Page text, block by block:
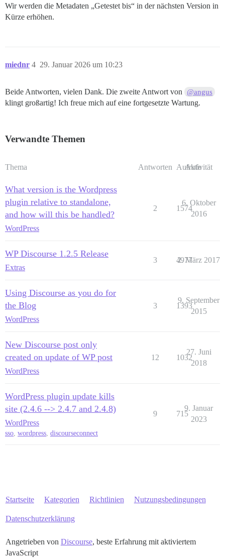
Wir werden die Metadaten „Getestet bis“ in der nächsten Version in
Kürze erhöhen.
miednr 29. Januar 2026 um 10:23
4
Beide Antworten, vielen Dank. Die zweite Antwort von @angus
klingt großartig! Ich freue mich auf eine fortgesetzte Wartung.
Verwandte Themen
Thema Antworten Aufrufe
Aktivität
What version is the Wordpress
plugin relative to standalone,
and how will this be handled?
WordPress
2 1574
6. Oktober
2016
WP Discourse 1.2.5 Release
Extras
3 4977
2. März 2017
Using Discourse as you do for
the Blog
WordPress
3 1393
9. September
2015
New Discourse post only
created on update of WP post
WordPress
12 1032
27. Juni
2018
WordPress plugin update kills
site (2.4.6 --> 2.4.7 and 2.4.8)
WordPress
sso, wordpress, discourseconnect
9 715
9. Januar
2023
Startseite Kategorien Richtlinien Nutzungsbedingungen
Datenschutzerklärung
Angetrieben von Discourse, beste Erfahrung mit aktiviertem
JavaScript